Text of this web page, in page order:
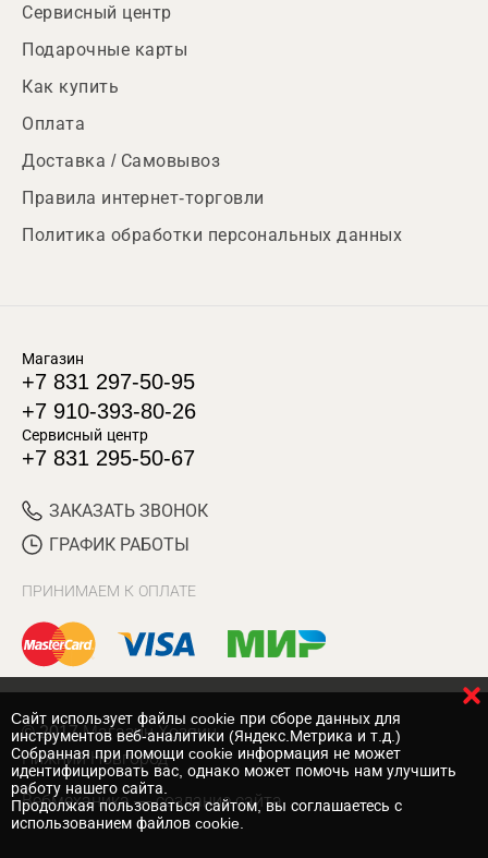
Сервисный центр
Подарочные карты
Как купить
Оплата
Доставка / Самовывоз
Правила интернет-торговли
Политика обработки персональных данных
Магазин
+7 831 297-50-95
+7 910-393-80-26
Сервисный центр
+7 831 295-50-67
ЗАКАЗАТЬ ЗВОНОК
ГРАФИК РАБОТЫ
ПРИНИМАЕМ К ОПЛАТЕ
© 2017 Магазин Хозяин
Нижний Новгород
Вебмеханика — создание сайта
Cайт использует файлы cookie при сборе данных для
инструментов веб-аналитики (Яндекс.Метрика и т.д.)
Собранная при помощи cookie информация не может
идентифицировать вас, однако может помочь нам улучшить
работу нашего сайта.
Продолжая пользоваться сайтом, вы соглашаетесь с
использованием файлов cookie.